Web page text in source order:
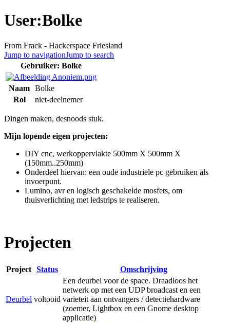
User:Bolke
From Frack - Hackerspace Friesland
Jump to navigationJump to search
Gebruiker: Bolke
Naam Bolke
Rol
niet-deelnemer
Dingen maken, desnoods stuk.
Mijn lopende eigen projecten:
DIY cnc, werkoppervlakte 500mm X 500mm X
(150mm..250mm)
Onderdeel hiervan: een oude industriele pc gebruiken als
invoerpunt.
Lumino, avr en logisch geschakelde mosfets, om
thuisverlichting met ledstrips te realiseren.
Projecten
Project Status Omschrijving
Deurbel voltooid
Een deurbel voor de space. Draadloos het
netwerk op met een UDP broadcast en een
varieteit aan ontvangers / detectiehardware
(zoemer, Lightbox en een Gnome desktop
applicatie)